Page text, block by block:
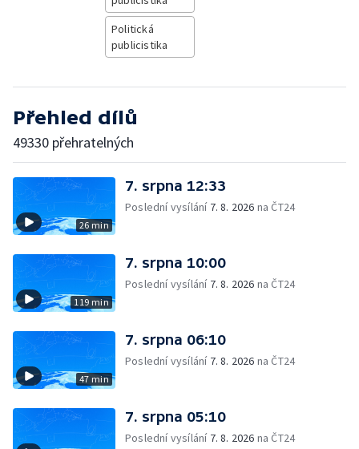
Politická
publicistika
Přehled dílů
49330 přehratelných
26 min
7. srpna 12:33
Poslední vysílání 7. 8. 2026 na ČT24
119 min
7. srpna 10:00
Poslední vysílání 7. 8. 2026 na ČT24
47 min
7. srpna 06:10
Poslední vysílání 7. 8. 2026 na ČT24
7. srpna 05:10
Poslední vysílání 7. 8. 2026 na ČT24